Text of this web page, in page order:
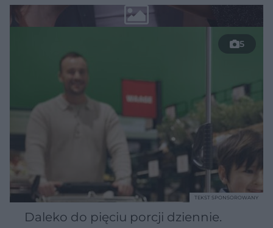
5
Daleko do pięciu porcji dziennie.
TEKST SPONSOROWANY